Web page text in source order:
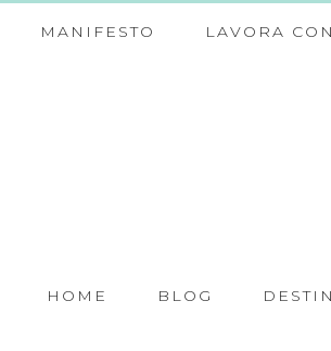
MANIFESTO LAVORA
HOME BLOG